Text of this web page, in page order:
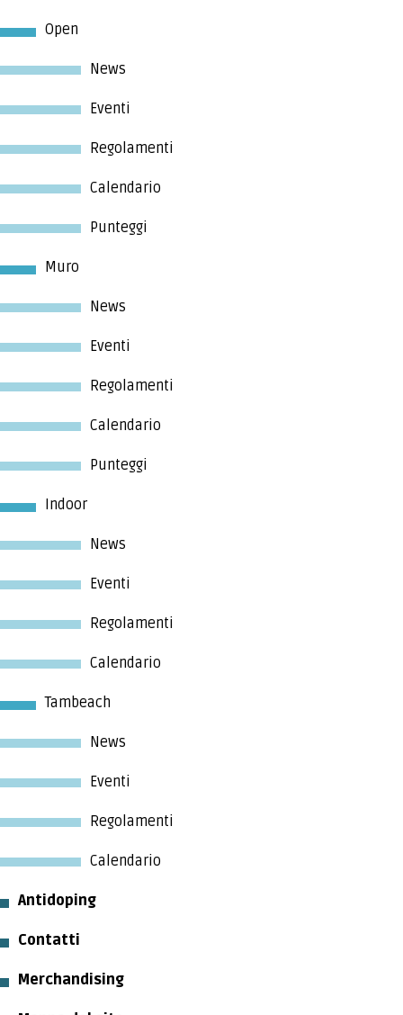
Open
News
Eventi
Regolamenti
Calendario
Punteggi
Muro
News
Eventi
Regolamenti
Calendario
Punteggi
Indoor
News
Eventi
Regolamenti
Calendario
Tambeach
News
Eventi
Regolamenti
Calendario
Antidoping
Contatti
Merchandising